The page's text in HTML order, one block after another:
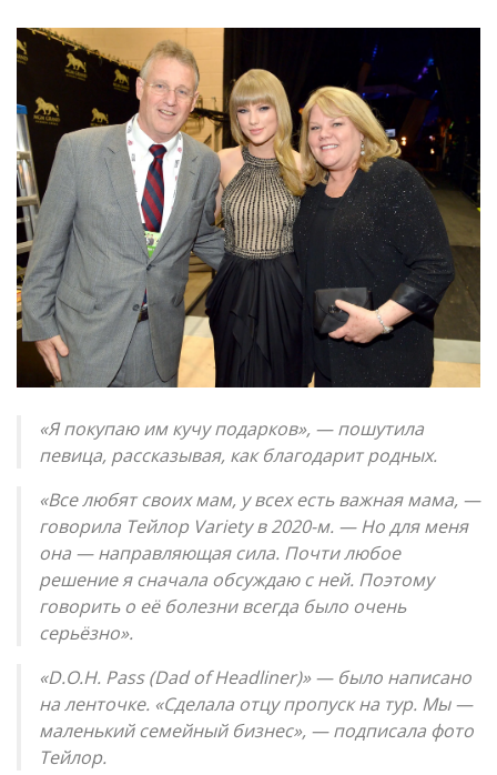
«Я покупаю им кучу подарков», — пошутила
певица, рассказывая, как благодарит родных.
«Все любят своих мам, у всех есть важная мама, —
говорила Тейлор Variety в 2020-м. — Но для меня
она — направляющая сила. Почти любое
решение я сначала обсуждаю с ней. Поэтому
говорить о её болезни всегда было очень
серьёзно».
«D.O.H. Pass (Dad of Headliner)» — было написано
на ленточке. «Сделала отцу пропуск на тур. Мы —
маленький семейный бизнес», — подписала фото
Тейлор.